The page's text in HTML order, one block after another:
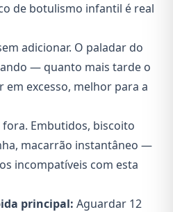
de botulismo infantil é real
adicionar. O paladar do
— quanto mais tarde o
em excesso, melhor para a
fora. Embutidos, biscoito
macarrão instantâneo —
incompatíveis com esta
principal: Aguardar 12